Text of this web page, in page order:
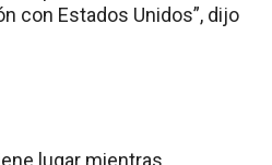
con Estados Unidos”, dijo
lugar mientras